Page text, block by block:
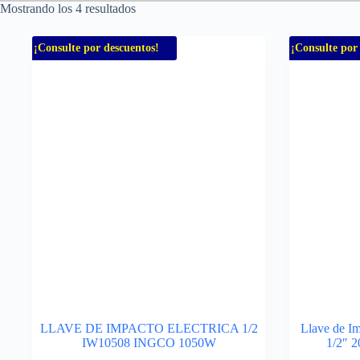
Mostrando los 4 resultados
¡Consulte por descuentos!
LLAVE DE IMPACTO ELECTRICA 1/2
IW10508 INGCO 1050W
¡Consulte por
Llave de
1/2″